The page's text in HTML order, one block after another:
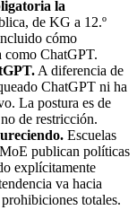
la
de KG a 12.º
cómo
como ChatGPT.
A diferencia de
ChatGPT ni ha
La postura es de
de restricción.
Escuelas
publican políticas
explícitamente
va hacia
totales.